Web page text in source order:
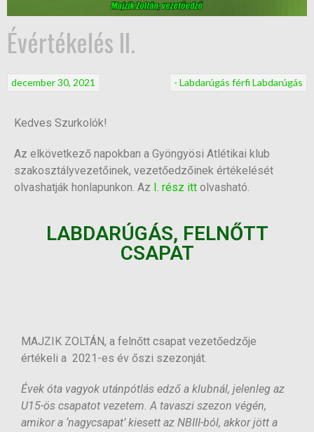
Évértékelés II.
- Labdarúgás férfi Labdarúgás
december 30, 2021
Kedves Szurkolók!
Az elkövetkező napokban a Gyöngyösi Atlétikai klub
szakosztályvezetőinek, vezetőedzőinek értékelését
olvashatják honlapunkon. Az I. rész itt olvasható.
LABDARÚGÁS, FELNŐTT
CSAPAT
MAJZIK ZOLTÁN, a felnőtt csapat vezetőedzője
értékeli a 2021-es év őszi szezonját.
Évek óta vagyok utánpótlás edző a klubnál, jelenleg az
U15-ös csapatot vezetem. A tavaszi szezon végén,
amikor a ‘nagycsapat’ kiesett az NBIII-ból, akkor jött a